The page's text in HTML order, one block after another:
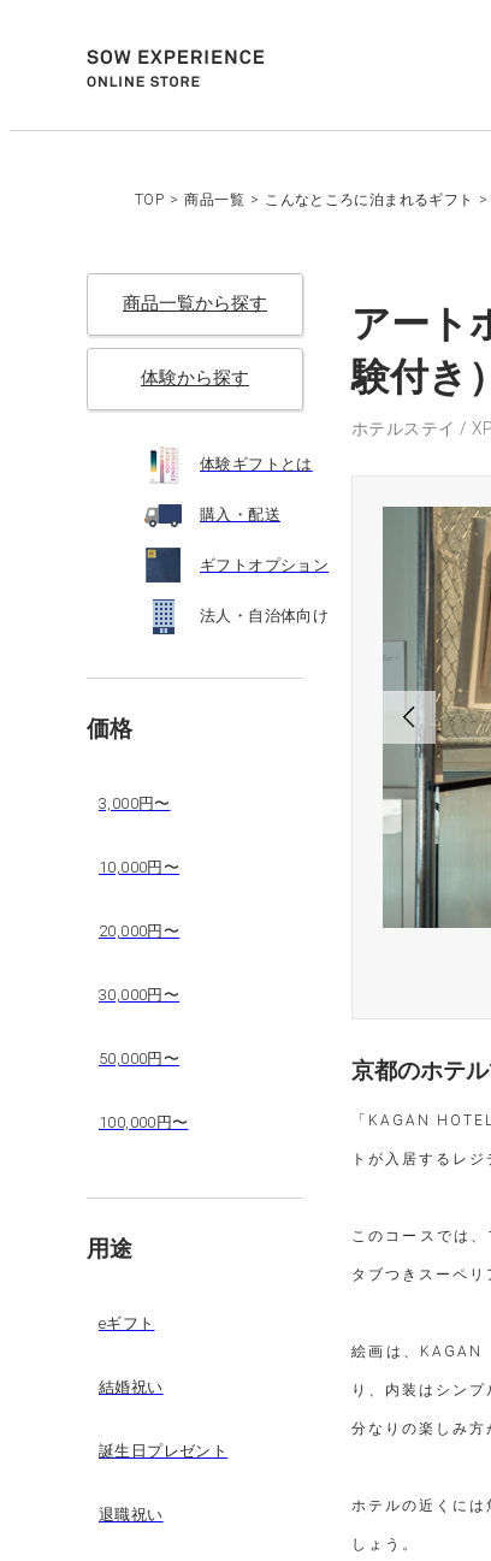
TOP > 商品一覧 > こんなところに泊まれるギフト >
商品一覧から探す
体験から探す
体験ギフトとは
購入・配送
ギフトオプション
法人・自治体向け
価格
3,000円〜
10,000円〜
20,000円〜
30,000円〜
50,000円〜
100,000円〜
用途
eギフト
結婚祝い
誕生日プレゼント
退職祝い
アート
験付き
ホテルステイ /
京都のホテ
「KAGAN
トが入居するレ
このコースでは
タブつきスーペ
絵画は、KAGAN
り、内装はシン
分なりの楽しみ方
ホテルの近くに
しょう。